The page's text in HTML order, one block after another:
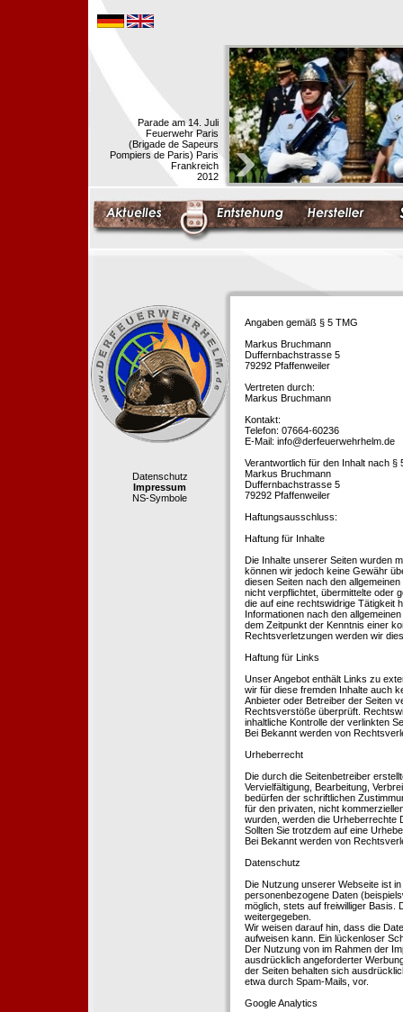
Parade am 14. Juli
Feuerwehr Paris
(Brigade de Sapeurs
Pompiers de Paris) Paris
Frankreich
2012
Datenschutz
Impressum
NS-Symbole
Angaben gemäß § 5 TMG
Markus Bruchmann
Duffernbachstrasse 5
79292 Pfaffenweiler
Vertreten durch:
Markus Bruchmann
Kontakt:
Telefon: 07664-60236
E-Mail: info@derfeuerwehrhelm.de
Verantwortlich für den Inhalt nach §
Markus Bruchmann
Duffernbachstrasse 5
79292 Pfaffenweiler
Haftungsausschluss:
Haftung für Inhalte
Die Inhalte unserer Seiten wurden
können wir jedoch keine Gewähr
diesen Seiten nach den
nicht verpflichtet, übermittelte oder
die auf eine rechtswidrige Tätigkeit
Informationen nach den
dem Zeitpunkt der Kenntnis einer
Rechtsverletzungen werden wir
Haftung für Links
Unser Angebot enthält Links zu
wir für diese fremden Inhalte auch
Anbieter oder Betreiber der Seiten
Rechtsverstöße überprüft.
inhaltliche Kontrolle der verlinkten
Bei Bekannt werden von
Urheberrecht
Die durch die Seitenbetreiber
Vervielfältigung, Bearbeitung,
bedürfen der schriftlichen
für den privaten, nicht
wurden, werden die Urheberrechte
Sollten Sie trotzdem auf eine
Bei Bekannt werden von
Datenschutz
Die Nutzung unserer Webseite ist
personenbezogene Daten
möglich, stets auf freiwilliger Basis.
weitergegeben.
Wir weisen darauf hin, dass die
aufweisen kann. Ein lückenloser
Der Nutzung von im Rahmen der
ausdrücklich angeforderter
der Seiten behalten sich
etwa durch Spam-Mails, vor.
Google Analytics